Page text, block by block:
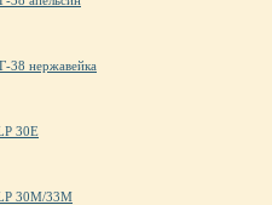
38 нержавейка
30E
30M/33M